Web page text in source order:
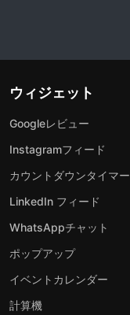
ウィジェット
Googleレビュー
Instagramフィード
カウントダウンタイマー
LinkedIn フィード
WhatsAppチャット
ポップアップ
イベントカレンダー
計算機